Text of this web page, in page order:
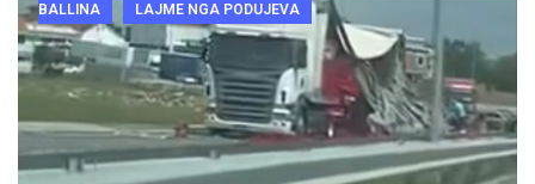
BALLINA LAJME NGA PODUJEVA